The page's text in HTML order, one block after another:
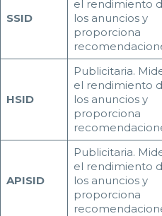
SSID
el rendimiento
los anuncios y
proporciona
HSID
Publicitaria.
el rendimiento
los anuncios y
proporciona
APISID
Publicitaria.
el rendimiento
los anuncios y
proporciona